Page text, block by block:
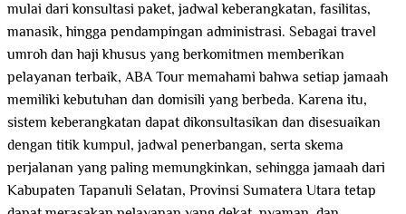
mulai dari konsultasi paket, jadwal keberangkatan, fasilitas,
manasik, hingga pendampingan administrasi. Sebagai travel
umroh dan haji khusus yang berkomitmen memberikan
pelayanan terbaik, ABA Tour memahami bahwa setiap jamaah
memiliki kebutuhan dan domisili yang berbeda. Karena itu,
sistem keberangkatan dapat dikonsultasikan dan disesuaikan
dengan titik kumpul, jadwal penerbangan, serta skema
perjalanan yang paling memungkinkan, sehingga jamaah dari
Kabupaten Tapanuli Selatan, Provinsi Sumatera Utara tetap